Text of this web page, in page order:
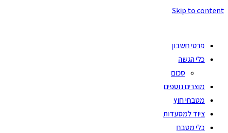
Skip to content
פרטי חשבון
כלי הגשה
סכום
מוצרים נוספים
מטבחי חוץ
ציוד למסעדות
כלי מטבח